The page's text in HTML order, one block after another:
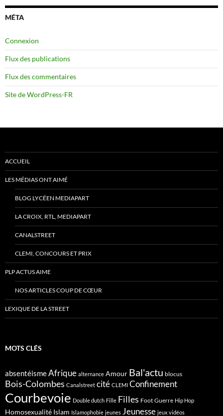
MÉTA
Connexion
Flux des publications
Flux des commentaires
Site de WordPress-FR
ACCUEIL
LES MÉDIAS ONT AIMÉ
BLOG LYCÉEN MEDIAPART
LA CROIX, RTL, MEDIAPART
CANALSTREET
CLEMI, CONCOURS ET PRIX
PLP ACTUS AIME
NOS ARTICLES COUP DE CŒUR
LEXIQUE DE LA STREET
MOTS CLÉS
absentéismeAfrique alternance Amour Bal'actu blocus
Bois-Colombes Canalstreet cité CLEMI Confinement
Courbevoie Double dutch Fille Filles Foot Guerre Hip Hop
Homosexualité Islam Islamophobie jeunes Jeunesse jeux vidéos